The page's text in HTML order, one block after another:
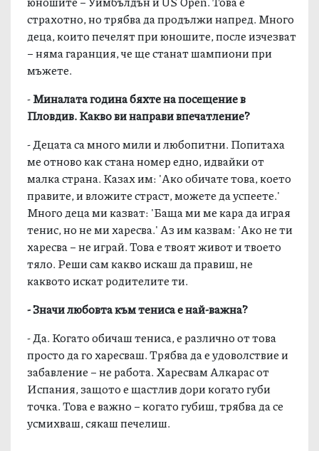
страхотно, но трябва да продължи напред. Много
деца, които печелят при юношите, после изчезват
– няма гаранция, че ще станат шампиони при
мъжете.
-Миналата година бяхте на посещение в
Пловдив. Какво ви направи впечатление?
- Децата са много мили и любопитни. Попитаха
ме отново как стана номер едно, идвайки от
малка страна. Казах им: ′Ако обичате това, което
правите, и вложите страст, можете да успеете.′
Много деца ми казват: ′Баща ми ме кара да играя
тенис, но не ми харесва.′ Аз им казвам: ′Ако не ти
харесва – не играй. Това е твоят живот и твоето
тяло. Реши сам какво искаш да правиш, не
каквото искат родителите ти.
- Значи любовта към тениса е най-важна?
- Да. Когато обичаш тениса, е различно от това
просто да го харесваш. Трябва да е удоволствие и
забавление – не работа. Харесвам Алкарас от
Испания, защото е щастлив дори когато губи
точка. Това е важно – когато губиш, трябва да се
усмихваш, сякаш печелиш.